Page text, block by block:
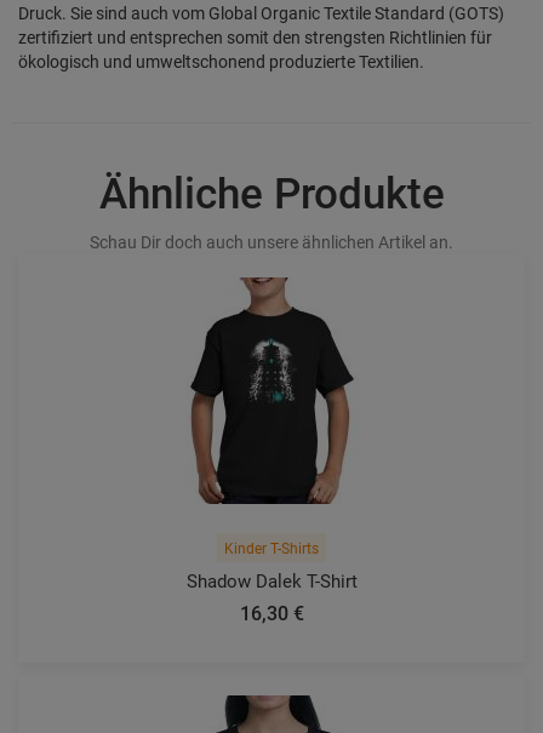
Druck. Sie sind auch vom Global Organic Textile Standard (GOTS)
zertifiziert und entsprechen somit den strengsten Richtlinien für
ökologisch und umweltschonend produzierte Textilien.
Ähnliche Produkte
Schau Dir doch auch unsere ähnlichen Artikel an.
Kinder T-Shirts
Shadow Dalek T-Shirt
16,30 €